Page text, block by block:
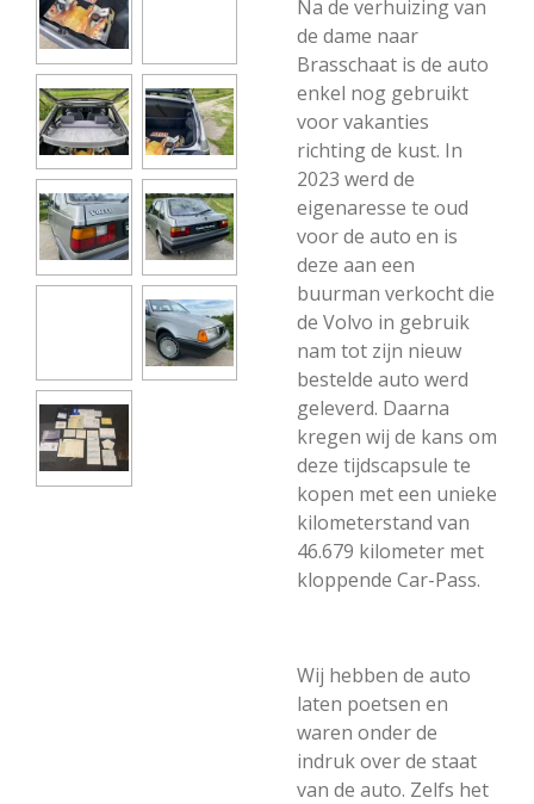
Na de verhuizing van
de dame naar
Brasschaat is de auto
enkel nog gebruikt
voor vakanties
richting de kust. In
2023 werd de
eigenaresse te oud
voor de auto en is
deze aan een
buurman verkocht die
de Volvo in gebruik
nam tot zijn nieuw
bestelde auto werd
geleverd. Daarna
kregen wij de kans om
deze tijdscapsule te
kopen met een unieke
kilometerstand van
46.679 kilometer met
kloppende Car-Pass.
Wij hebben de auto
laten poetsen en
waren onder de
indruk over de staat
van de auto. Zelfs het